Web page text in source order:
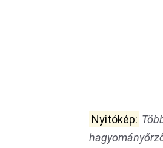
Nyitókép: